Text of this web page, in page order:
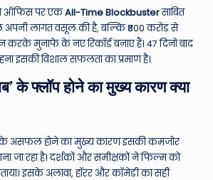
ऑफिस पर एकAll-Time Blockbusterसाबित
लागत वसूल की है, बल्कि ₹800 करोड़ से
मुनाफे के नए रिकॉर्ड बनाए हैं। 47 दिनों बाद
इसकी विशाल सफलता का प्रमाण है।
के फ्लॉप होने का मुख्य कारण क्या
के असफल होने का मुख्य कारण इसकी कमजोर
जा रहा है। दर्शकों और समीक्षकों ने फिल्म को
इसके अलावा, हॉरर और कॉमेडी का सही